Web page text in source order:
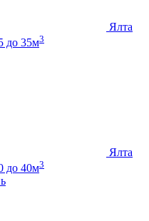
Ялта
до 35м3
Ялта
до 40м3